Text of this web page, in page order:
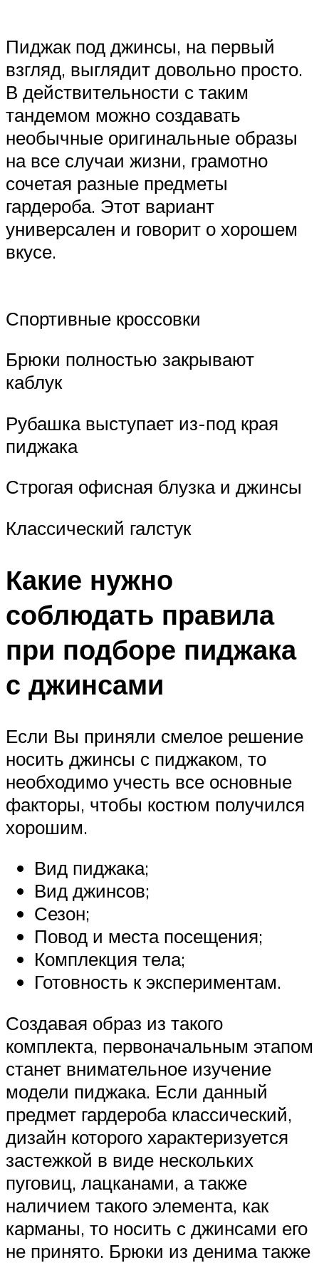
Пиджак под джинсы, на первый
взгляд, выглядит довольно просто.
В действительности с таким
тандемом можно создавать
необычные оригинальные образы
на все случаи жизни, грамотно
сочетая разные предметы
гардероба. Этот вариант
универсален и говорит о хорошем
вкусе.
Спортивные кроссовки
Брюки полностью закрывают
каблук
Рубашка выступает из-под края
пиджака
Строгая офисная блузка и джинсы
Классический галстук
Какие нужно
соблюдать правила
при подборе пиджака
с джинсами
Если Вы приняли смелое решение
носить джинсы с пиджаком, то
необходимо учесть все основные
факторы, чтобы костюм получился
хорошим.
Вид пиджака;
Вид джинсов;
Сезон;
Повод и места посещения;
Комплекция тела;
Готовность к экспериментам.
Создавая образ из такого
комплекта, первоначальным этапом
станет внимательное изучение
модели пиджака. Если данный
предмет гардероба классический,
дизайн которого характеризуется
застежкой в виде нескольких
пуговиц, лацканами, а также
наличием такого элемента, как
карманы, то носить с джинсами его
не принято. Брюки из денима также